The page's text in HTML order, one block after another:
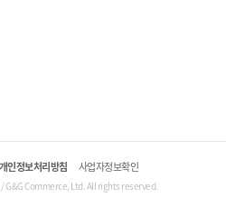
개인정보처리방침 사업자정보확인
Commerce, Ltd. All rights reserved.